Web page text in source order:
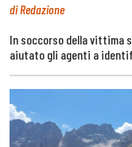
di Redazione
In soccorso della vittima
aiutato gli agenti a